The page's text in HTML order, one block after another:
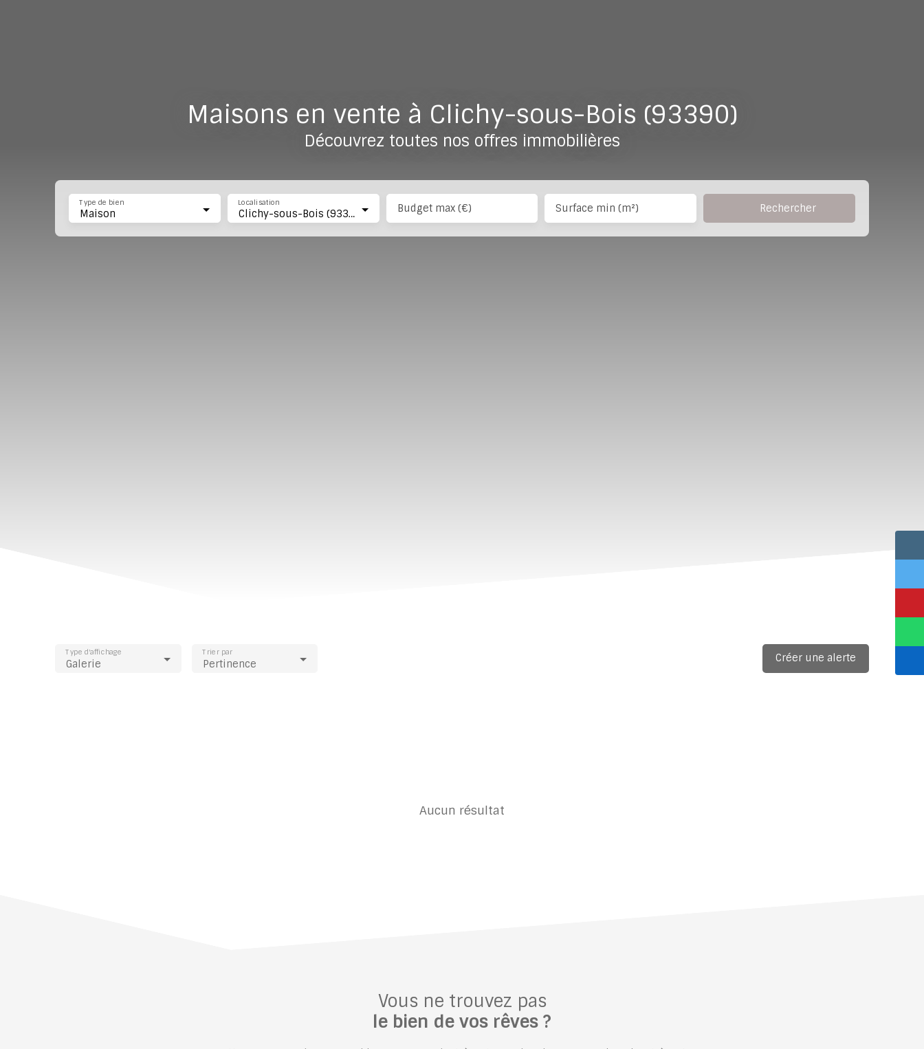
Maisons en vente à Clichy-sous-Bois (93390)
Découvrez toutes nos offres immobilières
Maison
Type de bien
Clichy-sous-Bois (93390)
Localisation Budget max (€) Surface min (m²) Rechercher
Galerie
Type d'affichage
Pertinence
Trier par Créer une alerte
Aucun résultat
Vous ne trouvez pas
le bien de vos rêves ?